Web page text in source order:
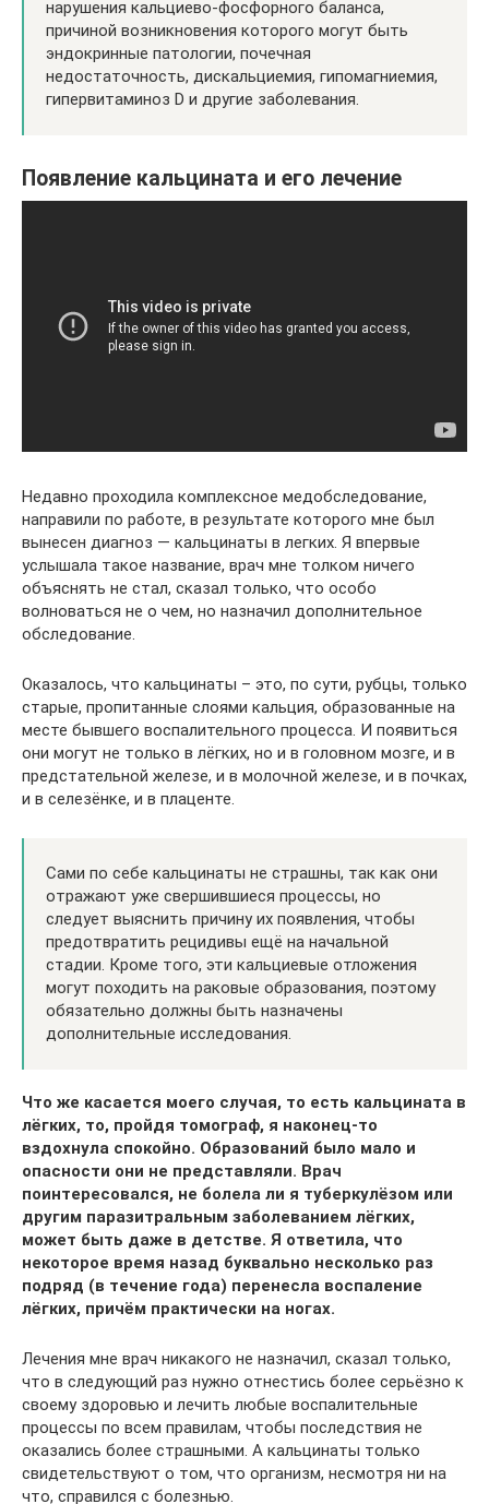
нарушения кальциево-фосфорного баланса,
причиной возникновения которого могут быть
эндокринные патологии, почечная
недостаточность, дискальциемия, гипомагниемия,
гипервитаминоз D и другие заболевания.
Появление кальцината и его лечение
Недавно проходила комплексное медобследование,
направили по работе, в результате которого мне был
вынесен диагноз — кальцинаты в легких. Я впервые
услышала такое название, врач мне толком ничего
объяснять не стал, сказал только, что особо
волноваться не о чем, но назначил дополнительное
обследование.
Оказалось, что кальцинаты – это, по сути, рубцы, только
старые, пропитанные слоями кальция, образованные на
месте бывшего воспалительного процесса. И появиться
они могут не только в лёгких, но и в головном мозге, и в
предстательной железе, и в молочной железе, и в почках,
и в селезёнке, и в плаценте.
Сами по себе кальцинаты не страшны, так как они
отражают уже свершившиеся процессы, но
следует выяснить причину их появления, чтобы
предотвратить рецидивы ещё на начальной
стадии. Кроме того, эти кальциевые отложения
могут походить на раковые образования, поэтому
обязательно должны быть назначены
дополнительные исследования.
Что же касается моего случая, то есть кальцината в
лёгких, то, пройдя томограф, я наконец-то
вздохнула спокойно. Образований было мало и
опасности они не представляли. Врач
поинтересовался, не болела ли я туберкулёзом или
другим паразитральным заболеванием лёгких,
может быть даже в детстве. Я ответила, что
некоторое время назад буквально несколько раз
подряд (в течение года) перенесла воспаление
лёгких, причём практически на ногах.
Лечения мне врач никакого не назначил, сказал только,
что в следующий раз нужно отнестись более серьёзно к
своему здоровью и лечить любые воспалительные
процессы по всем правилам, чтобы последствия не
оказались более страшными. А кальцинаты только
свидетельствуют о том, что организм, несмотря ни на
что, справился с болезнью.